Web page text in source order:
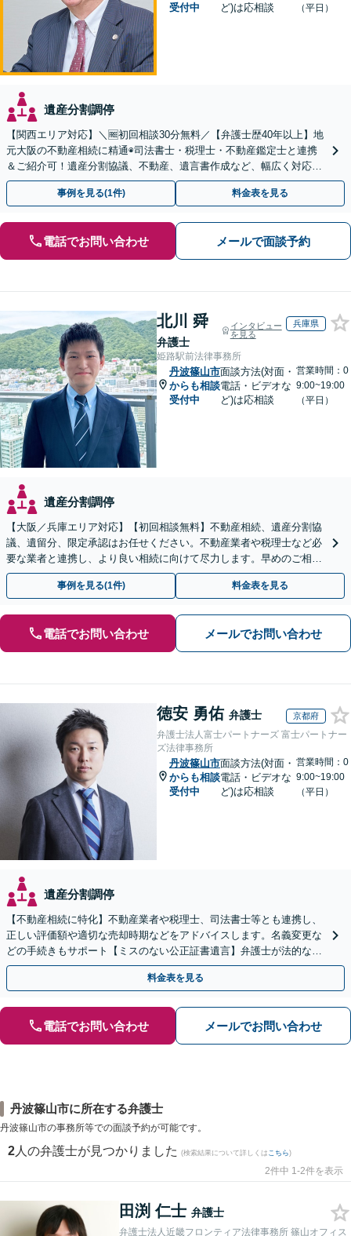
受付中
ど)は応相談
（平日）
遺産分割調停
【関西エリア対応】＼🆓初回相談30分無料／【弁護士歴40年以上】地
元大阪の不動産相続に精通◉司法書士・税理士・不動産鑑定士と連携
＆ご紹介可！遺産分割協議、不動産、遺言書作成など、幅広く対応し
ます。お気軽にご相談ください
事例を見る(1件) 料金表を見る
電話でお問い合わせ メールで面談予約
北川 舜
弁護士
インタビュー
を見る
兵庫県
姫路駅前法律事務所
丹波篠山市
からも相談
受付中
面談方法(対面・
電話・ビデオな
ど)は応相談
営業時間：0
9:00~19:00
（平日）
遺産分割調停
【大阪／兵庫エリア対応】【初回相談無料】不動産相続、遺産分割協
議、遺留分、限定承認はお任せください。不動産業者や税理士など必
要な業者と連携し、より良い相続に向けて尽力します。早めのご相談
が複雑化を防ぐカギとなります【休日相談可】
事例を見る(1件) 料金表を見る
電話でお問い合わせ メールでお問い合わせ
徳安 勇佑 弁護士 京都府
弁護士法人富士パートナーズ 富士パートナー
ズ法律事務所
丹波篠山市
からも相談
受付中
面談方法(対面・
電話・ビデオな
ど)は応相談
営業時間：0
9:00~19:00
（平日）
遺産分割調停
【不動産相続に特化】不動産業者や税理士、司法書士等とも連携し、
正しい評価額や適切な売却時期などをアドバイスします。名義変更な
どの手続きもサポート【ミスのない公正証書遺言】弁護士が法的な観
点から遺言書を作成します。
料金表を見る
電話でお問い合わせ メールでお問い合わせ
丹波篠山市に所在する弁護士
丹波篠山市の事務所等での面談予約が可能です。
2 人の弁護士が見つかりました (検索結果について詳しくは こちら)
2件中 1-2件を表示
田渕 仁士 弁護士
弁護士法人近畿フロンティア法律事務所 篠山オフィス